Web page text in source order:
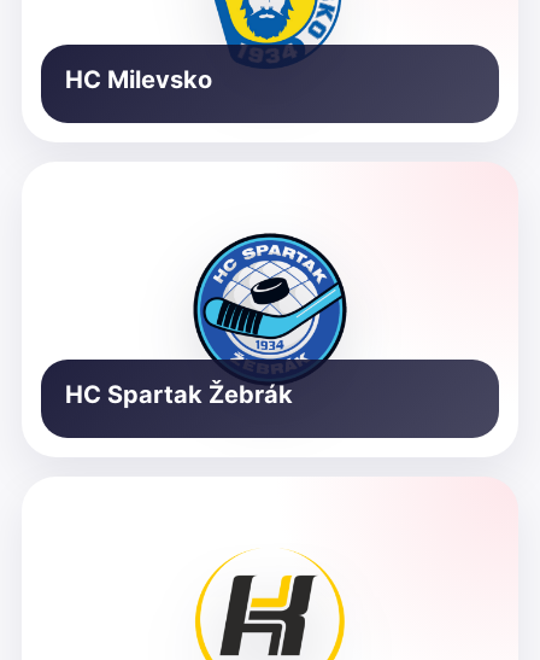
HC Milevsko
HC Spartak Žebrák